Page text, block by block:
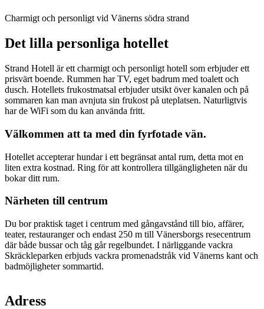
Beskrivning
Charmigt och personligt vid Vänerns södra strand
Det lilla personliga hotellet
Strand Hotell är ett charmigt och personligt hotell som erbjuder ett
prisvärt boende. Rummen har TV, eget badrum med toalett och
dusch. Hotellets frukostmatsal erbjuder utsikt över kanalen och på
sommaren kan man avnjuta sin frukost på uteplatsen. Naturligtvis
har de WiFi som du kan använda fritt.
Välkommen att ta med din fyrfotade vän.
Hotellet accepterar hundar i ett begränsat antal rum, detta mot en
liten extra kostnad. Ring för att kontrollera tillgängligheten när du
bokar ditt rum.
Närheten till centrum
Du bor praktisk taget i centrum med gångavstånd till bio, affärer,
teater, restauranger och endast 250 m till Vänersborgs resecentrum
där både bussar och tåg går regelbundet. I närliggande vackra
Skräckleparken erbjuds vackra promenadstråk vid Vänerns kant och
badmöjligheter sommartid.
Adress